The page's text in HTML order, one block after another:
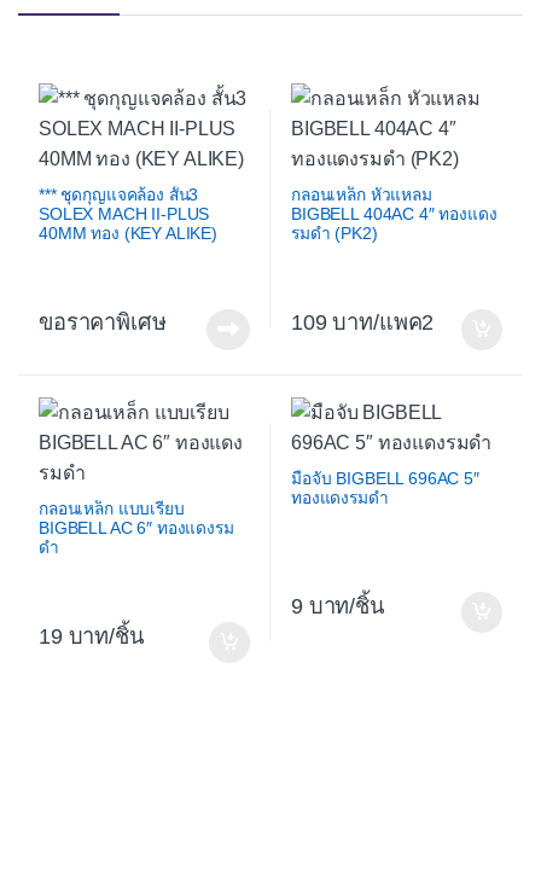
*** ชุดกุญแจคล้อง สั้น3
SOLEX MACH II-PLUS
40MM ทอง (KEY ALIKE)
ขอราคาพิเศษ
กลอนเหล็ก หัวแหลม
BIGBELL 404AC 4″ ทองแดง
รมดำ (PK2)
109 /แพค2
กลอนเหล็ก แบบเรียบ
BIGBELL AC 6″ ทองแดงรม
ดำ
19 /ชิ้น
มือจับ BIGBELL 696AC 5″
ทองแดงรมดำ
9 /ชิ้น